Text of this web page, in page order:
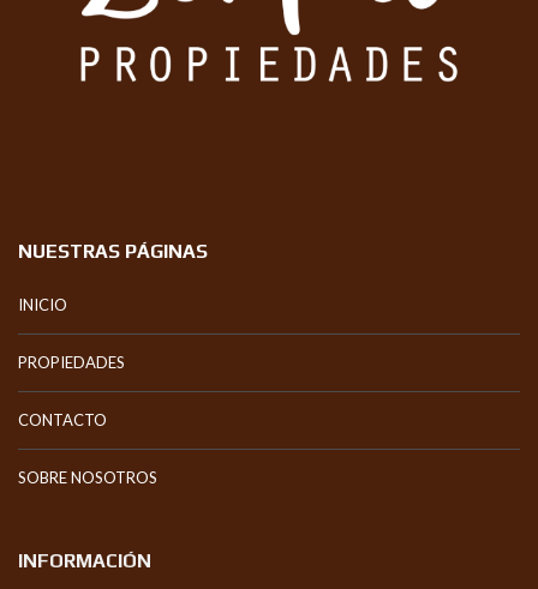
NUESTRAS PÁGINAS
INICIO
PROPIEDADES
CONTACTO
SOBRE NOSOTROS
INFORMACIÓN